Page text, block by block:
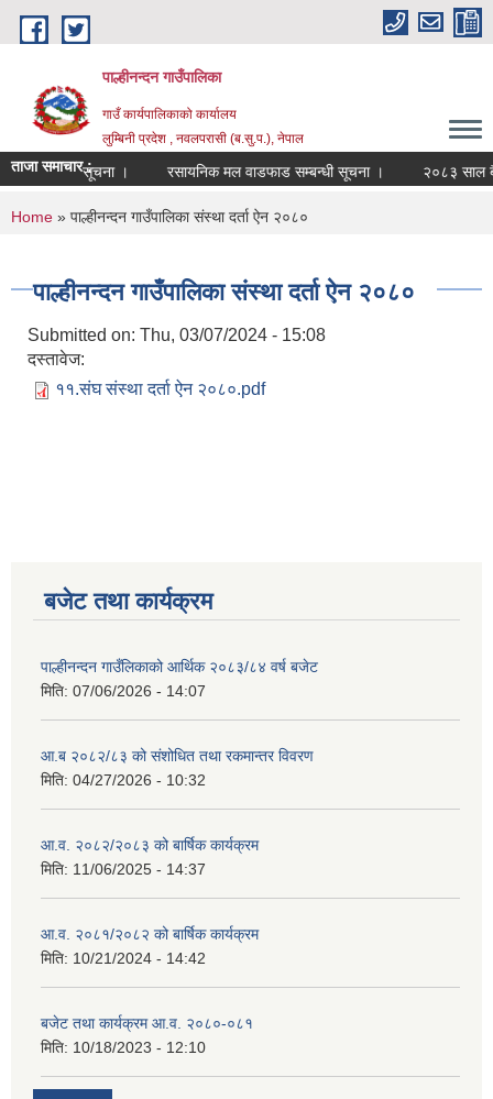
Skip to main content
पाल्हीनन्दन गाउँपालिका
गाउँ कार्यपालिकाको कार्यालय
लुम्बिनी प्रदेश , नवलपरासी (ब.सु.प.), नेपाल
ताजा समाचार :
सम्बन्धी सूचना । रसायनिक मल वाडफाड सम्बन्धी सूचना । २०८३ साल
You are here
Home » पाल्हीनन्दन गाउँपालिका संस्था दर्ता ऐन २०८०
पाल्हीनन्दन गाउँपालिका संस्था दर्ता ऐन २०८०
Submitted on: Thu, 03/07/2024 - 15:08
दस्तावेज:
११.संघ संस्था दर्ता ऐन २०८०.pdf
बजेट तथा कार्यक्रम
पाल्हीनन्दन गाउँलिकाको आर्थिक २०८३/८४ वर्ष बजेट
मिति: 07/06/2026 - 14:07
आ.ब २०८२/८३ को संशोधित तथा रकमान्तर विवरण
मिति: 04/27/2026 - 10:32
आ.व. २०८२/२०८३ को बार्षिक कार्यक्रम
मिति: 11/06/2025 - 14:37
आ.व. २०८१/२०८२ को बार्षिक कार्यक्रम
मिति: 10/21/2024 - 14:42
बजेट तथा कार्यक्रम आ.व. २०८०-०८१
मिति: 10/18/2023 - 12:10